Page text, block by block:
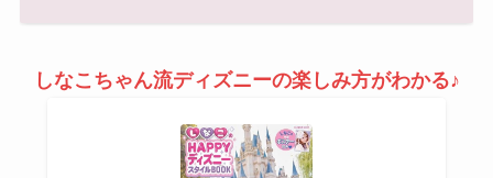
しなこちゃん流ディズニーの楽しみ方がわかる♪